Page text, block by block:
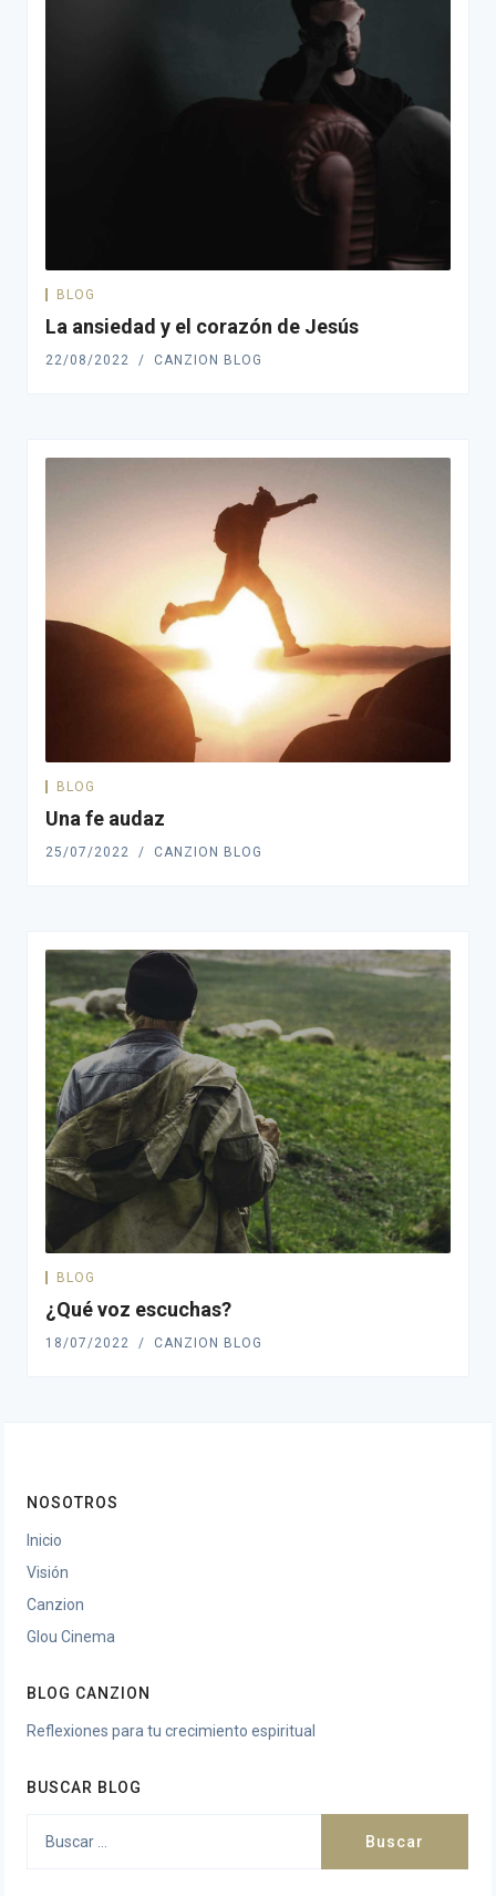
BLOG
La ansiedad y el corazón de Jesús
22/08/2022 CANZION BLOG
BLOG
Una fe audaz
25/07/2022 CANZION BLOG
BLOG
¿Qué voz escuchas?
18/07/2022 CANZION BLOG
NOSOTROS
Inicio
Visión
Canzion
Glou Cinema
BLOG CANZION
Reflexiones para tu crecimiento espiritual
BUSCAR BLOG